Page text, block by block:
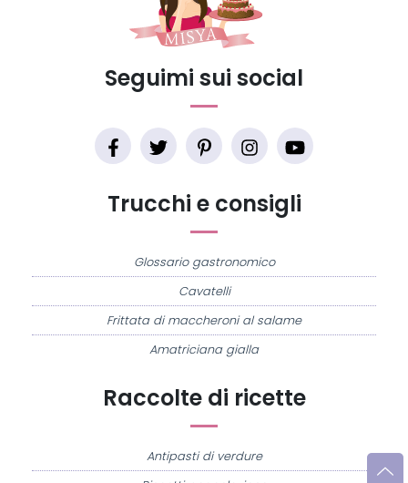
Raccolte di ricette
Antipasti di verdure
Trucchi e consigli
Glossario gastronomico
Cavatelli
Frittata di maccheroni al salame
Amatriciana gialla
Seguimi sui social